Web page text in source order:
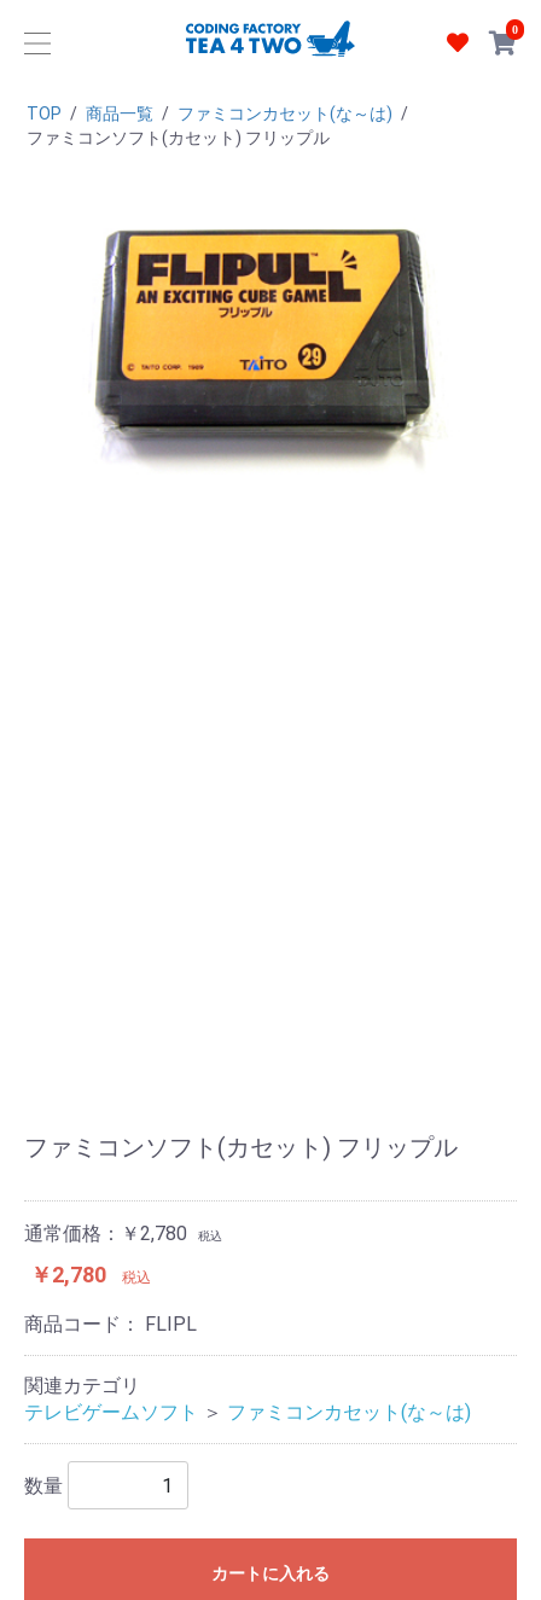
0
TOP / 商品一覧 / ファミコンカセット(な～は) /
ファミコンソフト(カセット) フリップル
ファミコンソフト(カセット) フリップル
通常価格：￥2,780 税込
￥2,780 税込
商品コード： FLIPL
関連カテゴリ
テレビゲームソフト
＞ ファミコンカセット(な～は)
数量
カートに入れる